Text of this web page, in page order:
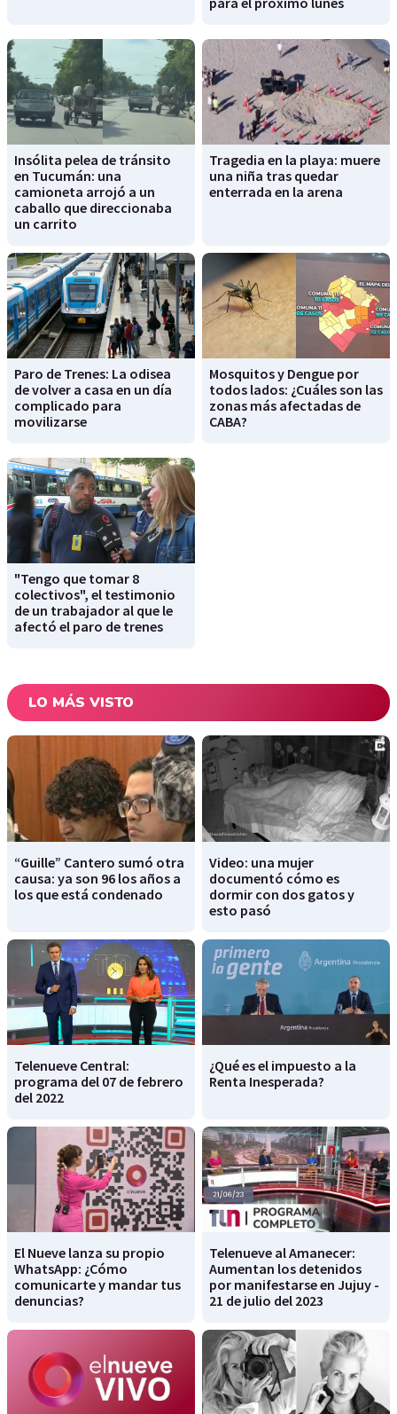
Insólita pelea de tránsito
en Tucumán: una
camioneta arrojó a un
caballo que direccionaba
un carrito
Tragedia en la playa: muere
una niña tras quedar
enterrada en la arena
Paro de Trenes: La odisea
de volver a casa en un día
complicado para
movilizarse
Mosquitos y Dengue por
todos lados: ¿Cuáles son las
zonas más afectadas de
CABA?
"Tengo que tomar 8
colectivos", el testimonio
de un trabajador al que le
afectó el paro de trenes
LO MÁS VISTO
“Guille” Cantero sumó otra
causa: ya son 96 los años a
los que está condenado
Video: una mujer
documentó cómo es
dormir con dos gatos y
esto pasó
Telenueve Central:
programa del 07 de febrero
del 2022
¿Qué es el impuesto a la
Renta Inesperada?
El Nueve lanza su propio
WhatsApp: ¿Cómo
comunicarte y mandar tus
denuncias?
Telenueve al Amanecer:
Aumentan los detenidos
por manifestarse en Jujuy -
21 de julio del 2023